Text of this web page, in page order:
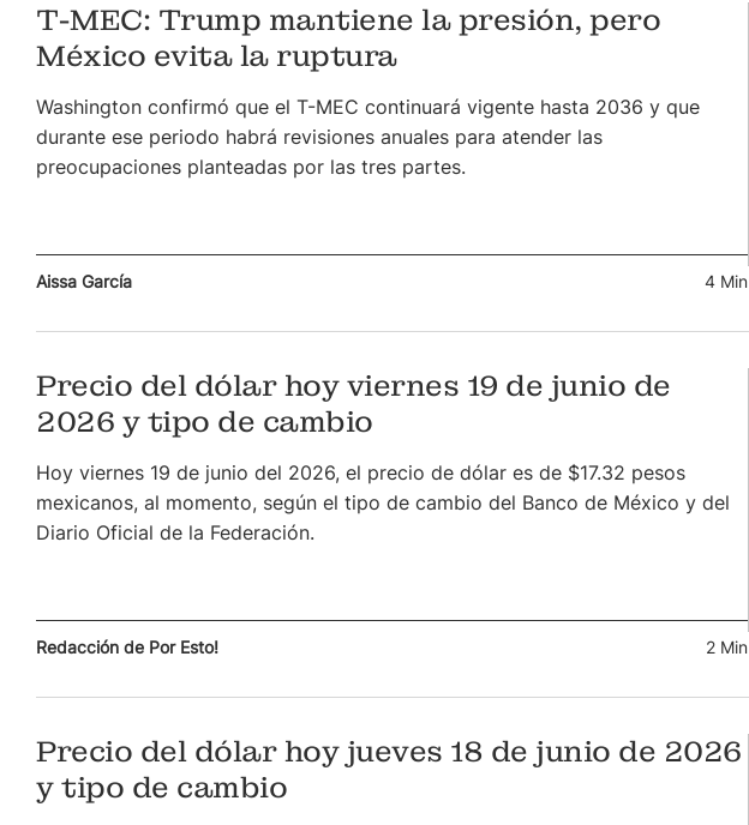
T-MEC: Trump mantiene la presión, pero
México evita la ruptura
Washington confirmó que el T-MEC continuará vigente hasta 2036 y que
durante ese periodo habrá revisiones anuales para atender las
preocupaciones planteadas por las tres partes.
Aissa García 4 Min
Precio del dólar hoy viernes 19 de junio de
2026 y tipo de cambio
Hoy viernes 19 de junio del 2026, el precio de dólar es de $17.32 pesos
mexicanos, al momento, según el tipo de cambio del Banco de México y del
Diario Oficial de la Federación.
Redacción de Por Esto! 2 Min
Precio del dólar hoy jueves 18 de junio de 2026
y tipo de cambio